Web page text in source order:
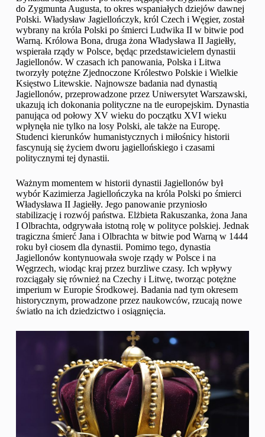
do Zygmunta Augusta, to okres wspaniałych dziejów dawnej
Polski. Władysław Jagiellończyk, król Czech i Węgier, został
wybrany na króla Polski po śmierci Ludwika II w bitwie pod
Warną. Królowa Bona, druga żona Władysława II Jagiełły,
wspierała rządy w Polsce, będąc przedstawicielem dynastii
Jagiellonów. W czasach ich panowania, Polska i Litwa
tworzyły potężne Zjednoczone Królestwo Polskie i Wielkie
Księstwo Litewskie. Najnowsze badania nad dynastią
Jagiellonów, przeprowadzone przez Uniwersytet Warszawski,
ukazują ich dokonania polityczne na tle europejskim. Dynastia
panująca od połowy XV wieku do początku XVI wieku
wpłynęła nie tylko na losy Polski, ale także na Europę.
Studenci kierunków humanistycznych i miłośnicy historii
fascynują się życiem dworu jagiellońskiego i czasami
politycznymi tej dynastii.
Ważnym momentem w historii dynastii Jagiellonów był
wybór Kazimierza Jagiellończyka na króla Polski po śmierci
Władysława II Jagiełły. Jego panowanie przyniosło
stabilizację i rozwój państwa. Elżbieta Rakuszanka, żona Jana
I Olbrachta, odgrywała istotną rolę w polityce polskiej. Jednak
tragiczna śmierć Jana i Olbrachta w bitwie pod Warną w 1444
roku był ciosem dla dynastii. Pomimo tego, dynastia
Jagiellonów kontynuowała swoje rządy w Polsce i na
Węgrzech, wiodąc kraj przez burzliwe czasy. Ich wpływy
rozciągały się również na Czechy i Litwę, tworząc potężne
imperium w Europie Środkowej. Badania nad tym okresem
historycznym, prowadzone przez naukowców, rzucają nowe
światło na ich dziedzictwo i osiągnięcia.